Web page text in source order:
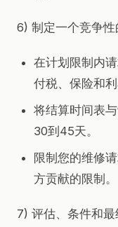
6) 制定一个竞争
在计划限制内
付税、保险和利
将结算时间表
30到45天。
限制您的维修
方贡献的限制。
7) 评估、条件和